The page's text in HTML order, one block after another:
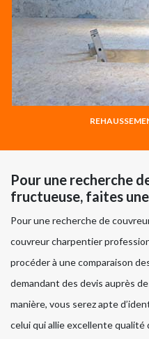
Pour une recherche
fructueuse, faites
Pour une recherche de
couvreur charpentier
procéder à une comparaison
demandant des devis auprès
manière, vous serez apte
celui qui allie excellente qualité